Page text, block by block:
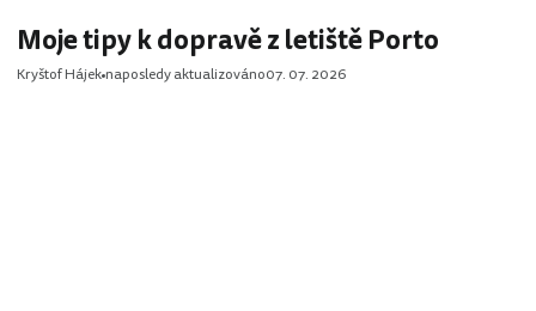
Moje tipy k dopravě z letiště Porto
Kryštof Hájek naposledy aktualizováno07. 07. 2026